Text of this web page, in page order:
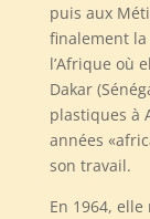
puis aux
finalement
l’Afrique où
Dakar
plastiques à
années
son travail.
En 1964,